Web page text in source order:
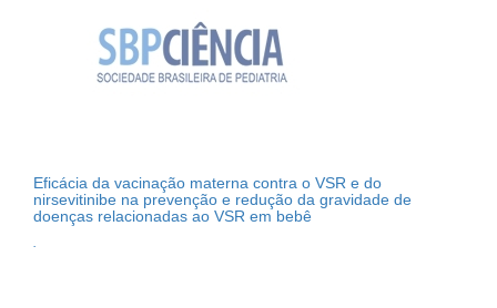
Eficácia da vacinação materna contra o VSR e do
nirsevitinibe na prevenção e redução da gravidade de
doenças relacionadas ao VSR em bebê
.